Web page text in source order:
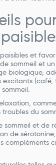
et
sommeil et
biologique,
excitants
du
sommeil et de
de
compléments